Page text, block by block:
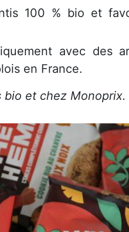
100 % bio et
avec des
en France.
bio et chez Monoprix.